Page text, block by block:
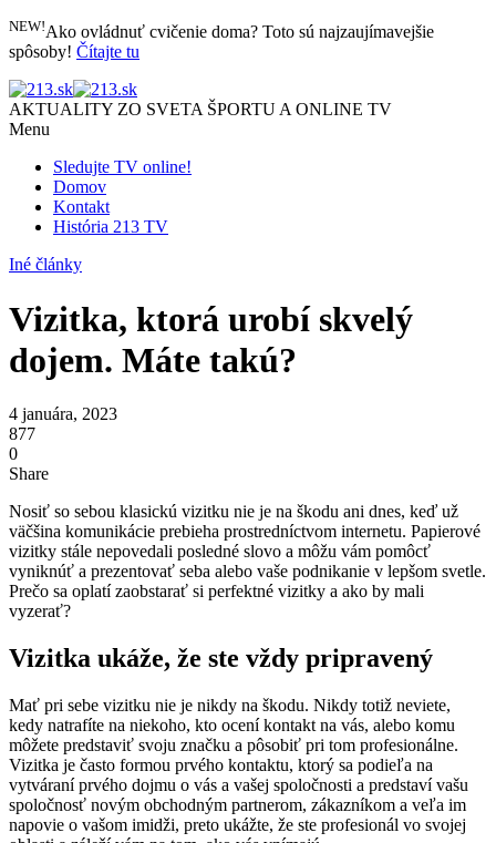
NEW!Ako ovládnuť cvičenie doma? Toto sú najzaujímavejšie
spôsoby! Čítajte tu
AKTUALITY ZO SVETA ŠPORTU A ONLINE TV
Menu
Sledujte TV online!
Domov
Kontakt
História 213 TV
Iné články
Vizitka, ktorá urobí skvelý
dojem. Máte takú?
4 januára, 2023
877
0
Share
Nosiť so sebou klasickú vizitku nie je na škodu ani dnes, keď už
väčšina komunikácie prebieha prostredníctvom internetu. Papierové
vizitky stále nepovedali posledné slovo a môžu vám pomôcť
vyniknúť a prezentovať seba alebo vaše podnikanie v lepšom svetle.
Prečo sa oplatí zaobstarať si perfektné vizitky a ako by mali
vyzerať?
Vizitka ukáže, že ste vždy pripravený
Mať pri sebe vizitku nie je nikdy na škodu. Nikdy totiž neviete,
kedy natrafíte na niekoho, kto ocení kontakt na vás, alebo komu
môžete predstaviť svoju značku a pôsobiť pri tom profesionálne.
Vizitka je často formou prvého kontaktu, ktorý sa podieľa na
vytváraní prvého dojmu o vás a vašej spoločnosti a predstaví vašu
spoločnosť novým obchodným partnerom, zákazníkom a veľa im
napovie o vašom imidži, preto ukážte, že ste profesionál vo svojej